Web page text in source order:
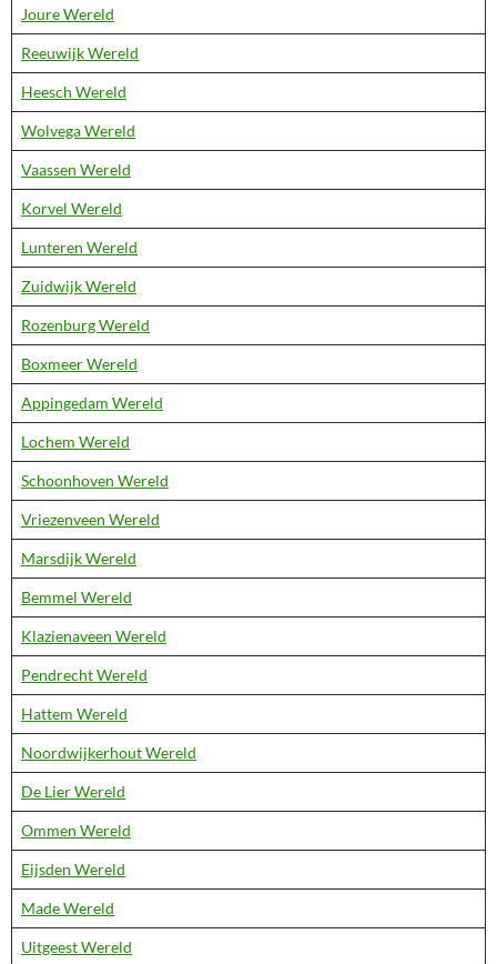
Joure Wereld
Reeuwijk Wereld
Heesch Wereld
Wolvega Wereld
Vaassen Wereld
Korvel Wereld
Lunteren Wereld
Zuidwijk Wereld
Rozenburg Wereld
Boxmeer Wereld
Appingedam Wereld
Lochem Wereld
Schoonhoven Wereld
Vriezenveen Wereld
Marsdijk Wereld
Bemmel Wereld
Klazienaveen Wereld
Pendrecht Wereld
Hattem Wereld
Noordwijkerhout Wereld
De Lier Wereld
Ommen Wereld
Eijsden Wereld
Made Wereld
Uitgeest Wereld